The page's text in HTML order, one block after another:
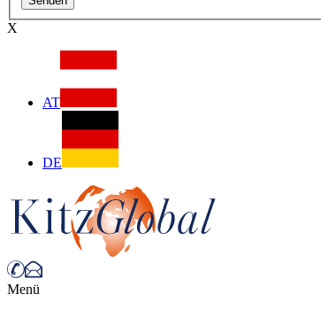
X
AT
DE
Menü